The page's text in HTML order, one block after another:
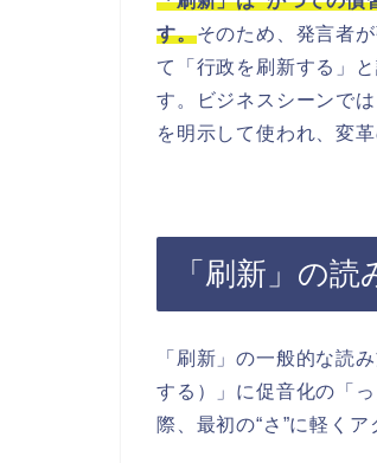
す。そのため、発言者
て「行政を刷新する」
す。ビジネスシーンで
を明示して使われ、変
「刷新」の
「刷新」の一般的な読
する）」に促音化の「
際、最初の“さ”に軽く